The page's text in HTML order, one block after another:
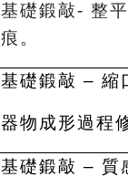
基礎鍛敲- 整
痕。
基礎鍛敲 – 縮
器物成形過程
基礎鍛敲 – 質